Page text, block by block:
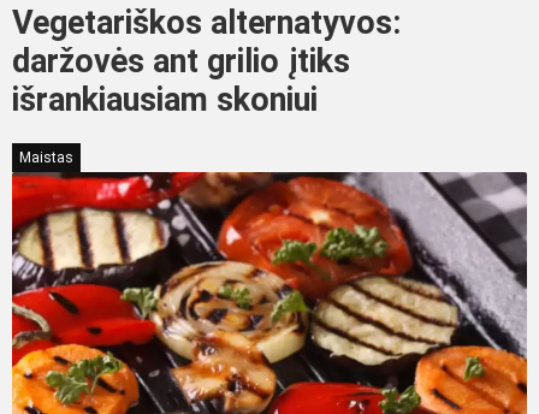
Vegetariškos alternatyvos:
daržovės ant grilio įtiks
išrankiausiam skoniui
Maistas